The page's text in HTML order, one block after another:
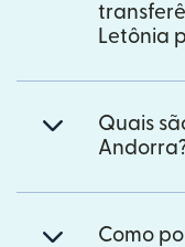
Letônia
Quais
Como